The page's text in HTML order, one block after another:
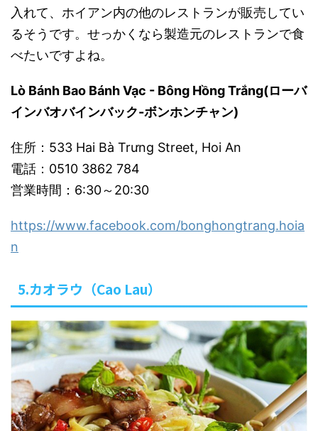
入れて、ホイアン内の他のレストランが販売してい
るそうです。せっかくなら製造元のレストランで食
べたいですよね。
Lò Bánh Bao Bánh Vạc - Bông Hồng Trắng(ローバ
インバオバインバック-ボンホンチャン)
住所：533 Hai Bà Trưng Street, Hoi An
電話：0510 3862 784
営業時間：6:30～20:30
https://www.facebook.com/bonghongtrang.hoia
n
5.カオラウ（Cao Lau）